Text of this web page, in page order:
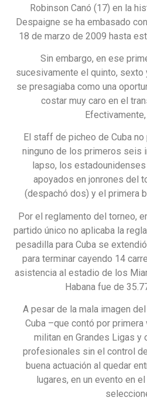
Robinson Canó (17) en la
Despaigne se ha embasado
18 de marzo de 2009 hasta
Sin embargo, en ese
sucesivamente el quinto,
se presagiaba como una
costar muy caro en el
El staff de picheo de Cuba
ninguno de los primeros seis
lapso, los
apoyados en jonrones del
(despachó dos) y el primera
Por el reglamento del torneo,
partido único no aplicaba la
pesadilla para Cuba se
para terminar cayendo 14
asistencia al estadio de los
Habana fue de
A pesar de la mala imagen
Cuba –que contó por
militan en Grandes Ligas y
profesionales sin el control
buena actuación al quedar
lugares, en un evento en